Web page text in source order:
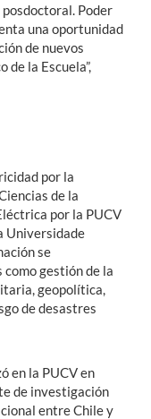
Poder
una oportunidad
de nuevos
la Escuela”,
por la
de la
por la PUCV
Universidade
se
gestión de la
geopolítica,
de desastres
en la PUCV en
de investigación
entre Chile y